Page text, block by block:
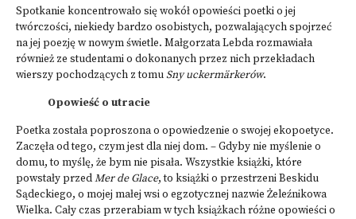
Spotkanie koncentrowało się wokół opowieści poetki o jej
twórczości, niekiedy bardzo osobistych, pozwalających spojrzeć
na jej poezję w nowym świetle. Małgorzata Lebda rozmawiała
również ze studentami o dokonanych przez nich przekładach
wierszy pochodzących z tomuSny uckermärkerów.
Opowieść o utracie
Poetka została poproszona o opowiedzenie o swojej ekopoetyce.
Zaczęła od tego, czym jest dla niej dom. – Gdyby nie myślenie o
domu, to myślę, że bym nie pisała. Wszystkie książki, które
powstały przedMer de Glace, to książki o przestrzeni Beskidu
Sądeckiego, o mojej małej wsi o egzotycznej nazwie Żeleźnikowa
Wielka. Cały czas przerabiam w tych książkach różne opowieści o